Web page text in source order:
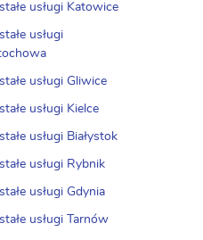
usługi Katowice
usługi
usługi Gliwice
usługi Kielce
usługi Białystok
usługi Rybnik
usługi Gdynia
usługi Tarnów